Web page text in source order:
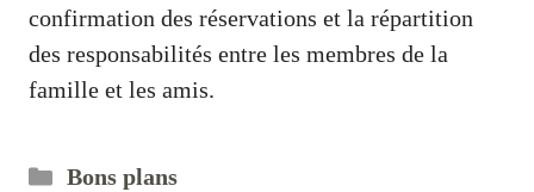
confirmation des réservations et la répartition
des responsabilités entre les membres de la
famille et les amis.
Catégories
Bons plans